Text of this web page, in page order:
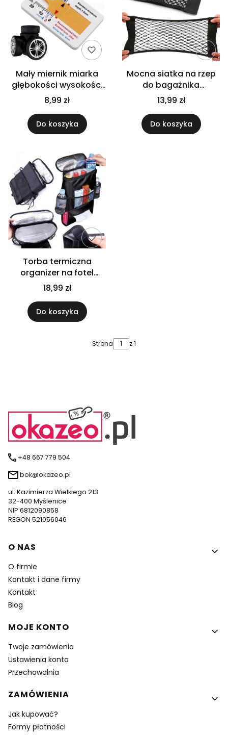
Mały miernik miarka
głębokości wysokości
bieżnika wskaźnik
zużycia opon
8,99 zł
Do koszyka
Mocna siatka na rzep
do bagażnika
samochodu czarna
torba organizer 40x25
13,99 zł
Do koszyka
Torba termiczna
organizer na fotel
samochodowy
wielofunkcyjana
pojemna
18,99 zł
Do koszyka
Strona z 1
+48 667 779 504
bok@okazeo.pl
ul. Kazimierza Wielkiego 213
32-400 Myślenice
NIP 6812090858
REGON 521056046
Linki w stopce
O NAS
O firmie
Kontakt i dane firmy
Kontakt
Blog
MOJE KONTO
Twoje zamówienia
Ustawienia konta
Przechowalnia
ZAMÓWIENIA
Jak kupować?
Formy płatności